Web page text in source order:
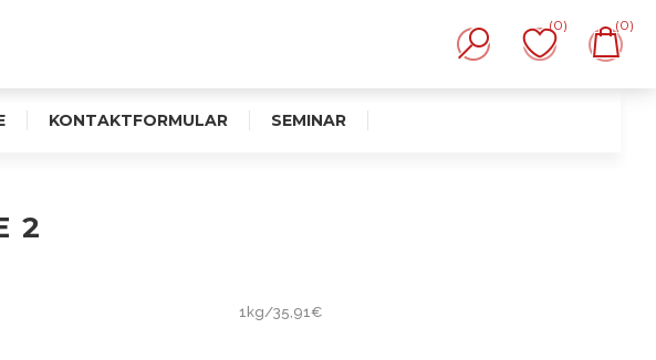
(0) (0)
KONTAKTFORMULAR SEMINAR
2
1kg/35,91€